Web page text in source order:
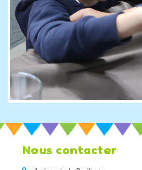
Nous contacter